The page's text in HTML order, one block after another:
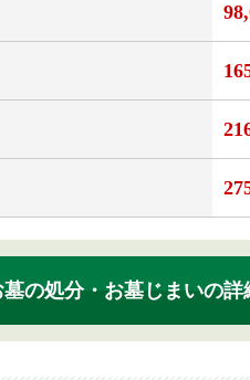
墓の処分・お墓じまいの詳